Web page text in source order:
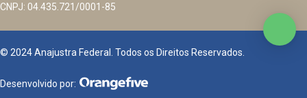
CNPJ: 04.435.721/0001-85
© 2024 Anajustra Federal. Todos os Direitos Reservados.
Desenvolvido por: